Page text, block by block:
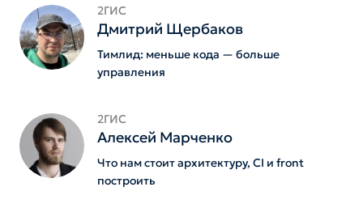
2ГИС
Дмитрий Щербаков
Тимлид: меньше кода — больше
управления
2ГИС
Алексей Марченко
Что нам стоит архитектуру, CI и front
построить